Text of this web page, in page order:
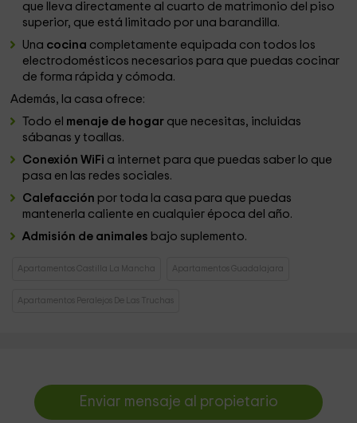
que lleva directamente al cuarto de matrimonio del piso
superior, que está limitado por una barandilla.
Una cocina completamente equipada con todos los
electrodomésticos necesarios para que puedas cocinar
de forma rápida y cómoda.
Además, la casa ofrece:
Todo el menaje de hogar que necesitas, incluidas
sábanas y toallas.
Conexión WiFi a internet para que puedas saber lo que
pasa en las redes sociales.
Calefacción por toda la casa para que puedas
mantenerla caliente en cualquier época del año.
Admisión de animales bajo suplemento.
Apartamentos Castilla La Mancha Apartamentos Guadalajara
Apartamentos Peralejos De Las Truchas
Enviar mensaje al propietario